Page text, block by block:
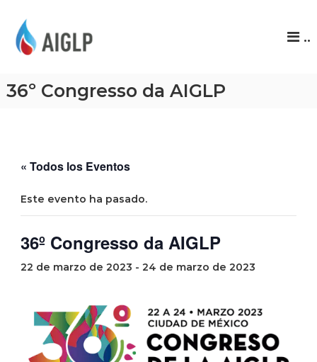
P
..
36º Congresso da AIGLP
« Todos los Eventos
Este evento ha pasado.
36º Congresso da AIGLP
22 de marzo de 2023 - 24 de marzo de 2023